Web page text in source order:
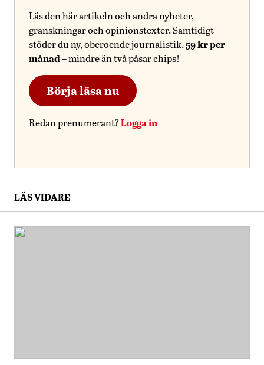
Läs den här artikeln och andra nyheter,
granskningar och opinionstexter. Samtidigt
stöder du ny, oberoende journalistik.59 kr per
månad– mindre än två påsar chips!
Börja läsa nu
Redan prenumerant?Logga in
LÄS VIDARE